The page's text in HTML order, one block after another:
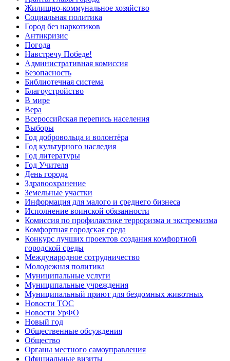
Жилищно-коммунальное хозяйство
Социальная политика
Город без наркотиков
Антикризис
Погода
Навстречу Победе!
Административная комиссия
Безопасность
Библиотечная система
Благоустройство
В мире
Вера
Всероссийская перепись населения
Выборы
Год добровольца и волонтёра
Год культурного наследия
Год литературы
Год Учителя
День города
Здравоохранение
Земельные участки
Информация для малого и среднего бизнеса
Исполнение воинской обязанности
Комиссия по профилактике терроризма и экстремизма
Комфортная городская среда
Конкурс лучших проектов создания комфортной
городской среды
Международное сотрудничество
Молодежная политика
Муниципальные услуги
Муниципальные учреждения
Муниципальный приют для бездомных животных
Новости ТОС
Новости УрФО
Новый год
Общественные обсуждения
Общество
Органы местного самоуправления
Официальные визиты